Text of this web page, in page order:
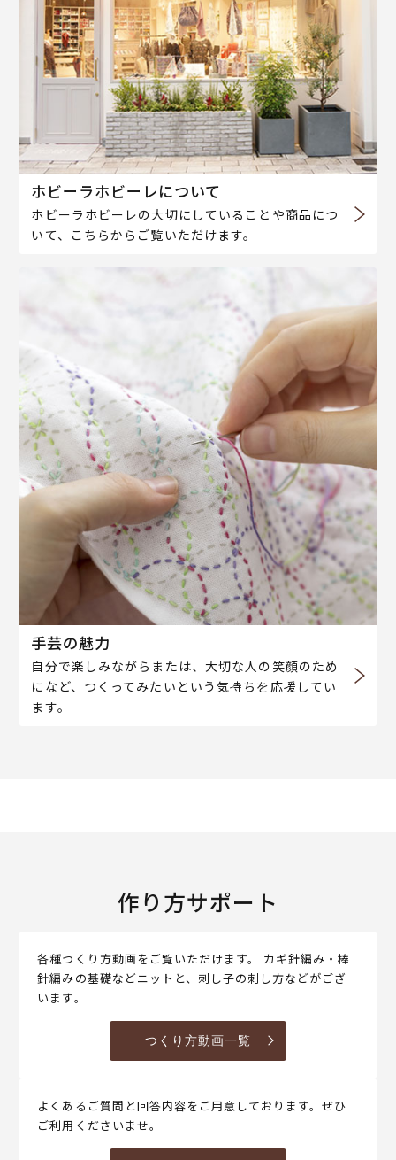
ホビーラホビーレについて
ホビーラホビーレの大切にしていることや商品につ
いて、こちらからご覧いただけます。
手芸の魅力
自分で楽しみながらまたは、大切な人の笑顔のため
になど、つくってみたいという気持ちを応援してい
ます。
作り方サポート
各種つくり方動画をご覧いただけます。 カギ針編み・棒
針編みの基礎などニットと、刺し子の刺し方などがござ
います。
つくり方動画一覧
よくあるご質問と回答内容をご用意しております。ぜひ
ご利用くださいませ。